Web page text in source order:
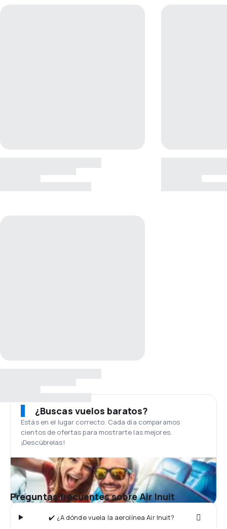
¿Buscas vuelos baratos?
Estás en el lugar correcto. Cada día comparamos
cientos de ofertas para mostrarte las mejores.
¡Descúbrelas!
Preguntas frecuentes sobre Air Inuit
✔️ ¿A dónde vuela la aerolínea Air Inuit?